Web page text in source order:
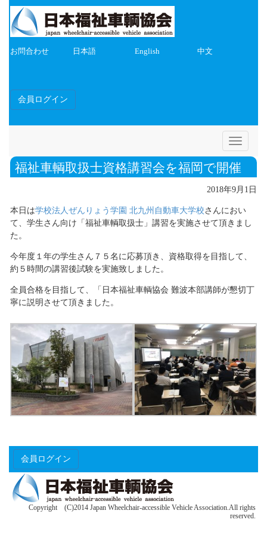
お問合わせ 日本語 English 中文
会員ログイン
Toggle
福祉車輌取扱士資格講習会を福岡で開催
2018年9月1日
本日は学校法人ぜんりょう学園 北九州自動車大学校さんにおい
て、学生さん向け「福祉車輌取扱士」講習を実施させて頂きまし
た。
今年度１年の学生さん７５名に応募頂き、資格取得を目指して、
約５時間の講習後試験を実施致しました。
全員合格を目指して、「日本福祉車輌協会 難波本部講師が懇切丁
寧に説明させて頂きました。
会員ログイン
Copyright (C)2014 Japan Wheelchair-accessible Vehicle Association.All rights
reserved.